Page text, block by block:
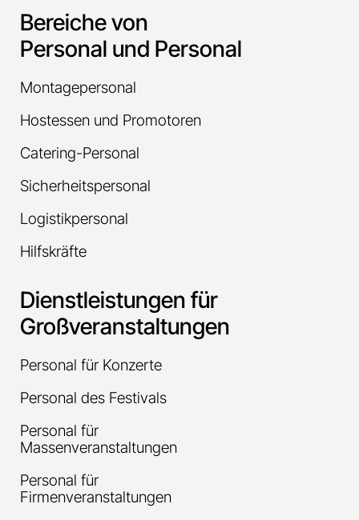
Bereiche von
Personal und Personal
Montagepersonal
Hostessen und Promotoren
Catering-Personal
Sicherheitspersonal
Logistikpersonal
Hilfskräfte
Dienstleistungen für
Großveranstaltungen
Personal für Konzerte
Personal des Festivals
Personal für
Massenveranstaltungen
Personal für
Firmenveranstaltungen